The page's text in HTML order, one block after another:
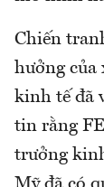
Chiến
hưởng của
kinh tế đã
tin rằng
trưởng